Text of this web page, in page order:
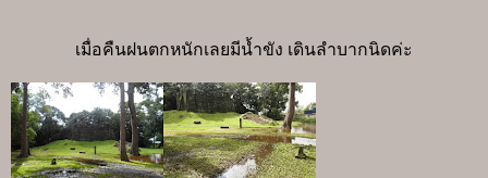
เมื่อคืนฝนตกหนักเลยมีน้ำขัง เดินลำบากนิดค่ะ